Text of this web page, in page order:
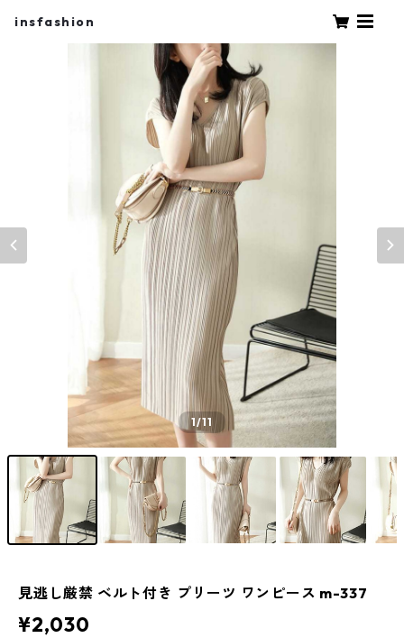
insfashion
1/11
見逃し厳禁 ベルト付き プリーツ ワンピース m-337
¥2,030